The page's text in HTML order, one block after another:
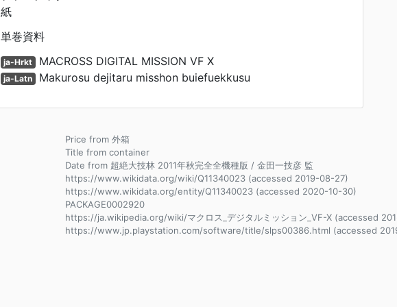
紙
単巻資料
ja-Hrkt MACROSS DIGITAL MISSION VF X
ja-Latn Makurosu dejitaru misshon buiefuekkusu
Price from 外箱
Title from container
Date from 超絶大技林 2011年秋完全全機種版 / 金田一技彦 監
https://www.wikidata.org/wiki/Q11340023 (accessed 2019-08-27)
https://www.wikidata.org/entity/Q11340023 (accessed 2020-10-30)
PACKAGE0002920
https://ja.wikipedia.org/wiki/マクロス_デジタルミッション_VF-X (accessed
https://www.jp.playstation.com/software/title/slps00386.html (accessed